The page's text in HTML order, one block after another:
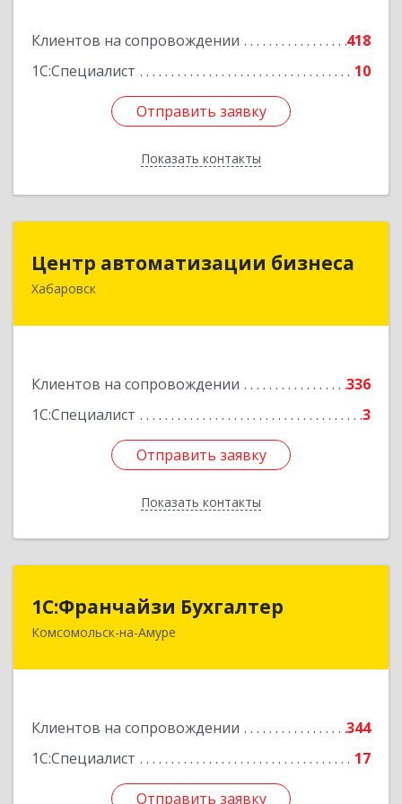
Клиентов на сопровождении
418
1С:Специалист
10
Отправить заявку
Показать контакты
Отправить заявку
Назад
Центр автоматизации бизнеса
Хабаровск
Клиентов на сопровождении
336
1С:Специалист
3
Отправить заявку
Показать контакты
Центр автоматизации бизнеса
680030, Хабаровский край, Хабаровск г, Ленина
Отправить заявку
Назад
1С:Франчайзи Бухгалтер
Комсомольск-на-Амуре
Клиентов на сопровождении
344
1С:Специалист
17
Отправить заявку
1С:Франчайзи Бухгалтер
681000, Хабаровский край, Комсомольск-на-
Подробнее
Отправить заявку